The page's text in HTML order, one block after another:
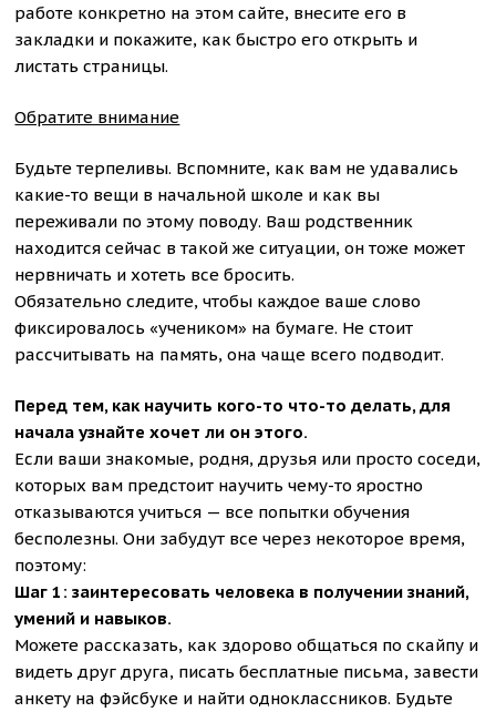
работе конкретно на этом сайте, внесите его в
закладки и покажите, как быстро его открыть и
листать страницы.
Обратите внимание
Будьте терпеливы. Вспомните, как вам не удавались
какие-то вещи в начальной школе и как вы
переживали по этому поводу. Ваш родственник
находится сейчас в такой же ситуации, он тоже может
нервничать и хотеть все бросить.
Обязательно следите, чтобы каждое ваше слово
фиксировалось «учеником» на бумаге. Не стоит
рассчитывать на память, она чаще всего подводит.
Перед тем, как научить кого-то что-то делать, для
начала узнайте хочет ли он этого.
Если ваши знакомые, родня, друзья или просто соседи,
которых вам предстоит научить чему-то яростно
отказываются учиться — все попытки обучения
бесполезны. Они забудут все через некоторое время,
поэтому:
Шаг 1: заинтересовать человека в получении знаний,
умений и навыков.
Можете рассказать, как здорово общаться по скайпу и
видеть друг друга, писать бесплатные письма, завести
анкету на фэйсбуке и найти одноклассников. Будьте